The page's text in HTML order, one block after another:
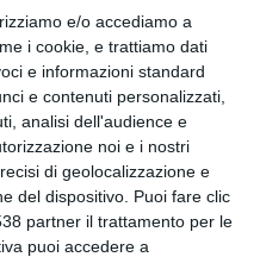
e/o accediamo a
i cookie, e trattiamo dati
e informazioni standard
e contenuti personalizzati,
analisi dell'audience e
noi e i nostri
di geolocalizzazione e
del dispositivo. Puoi fare clic
partner il trattamento per le
puoi accedere a